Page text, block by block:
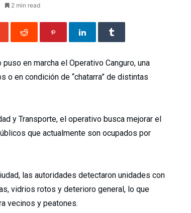
2 min read
puso en marcha el Operativo Canguro, una
o en condición de “chatarra” de distintas
y Transporte, el operativo busca mejorar el
que actualmente son ocupados por
las autoridades detectaron unidades con
vidrios rotos y deterioro general, lo que
vecinos y peatones.